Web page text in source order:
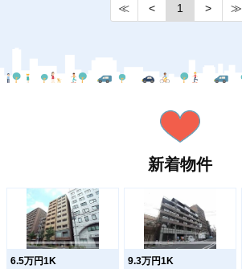
≪ < 1 > ≫
新着物件
6.5万円1K 9.3万円1K